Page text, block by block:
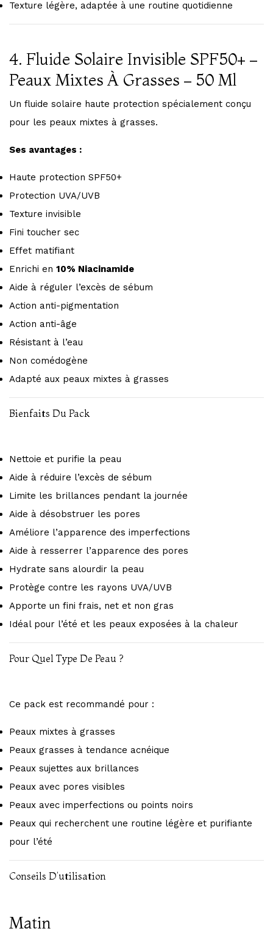
Texture légère, adaptée à une routine quotidienne
4. Fluide Solaire Invisible SPF50+ –
Peaux Mixtes À Grasses – 50 Ml
Un fluide solaire haute protection spécialement conçu
pour les peaux mixtes à grasses.
Ses avantages :
Haute protection SPF50+
Protection UVA/UVB
Texture invisible
Fini toucher sec
Effet matifiant
Enrichi en 10% Niacinamide
Aide à réguler l’excès de sébum
Action anti-pigmentation
Action anti-âge
Résistant à l’eau
Non comédogène
Adapté aux peaux mixtes à grasses
Bienfaits Du Pack
Nettoie et purifie la peau
Aide à réduire l’excès de sébum
Limite les brillances pendant la journée
Aide à désobstruer les pores
Améliore l’apparence des imperfections
Aide à resserrer l’apparence des pores
Hydrate sans alourdir la peau
Protège contre les rayons UVA/UVB
Apporte un fini frais, net et non gras
Idéal pour l’été et les peaux exposées à la chaleur
Pour Quel Type De Peau ?
Ce pack est recommandé pour :
Peaux mixtes à grasses
Peaux grasses à tendance acnéique
Peaux sujettes aux brillances
Peaux avec pores visibles
Peaux avec imperfections ou points noirs
Peaux qui recherchent une routine légère et purifiante
pour l’été
Conseils D’utilisation
Matin